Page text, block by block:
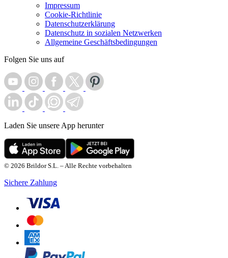
Impressum
Cookie-Richtlinie
Datenschutzerklärung
Datenschutz in sozialen Netzwerken
Allgemeine Geschäftsbedingungen
Folgen Sie uns auf
Laden Sie unsere App herunter
© 2026 Brildor S.L. – Alle Rechte vorbehalten
Sichere Zahlung